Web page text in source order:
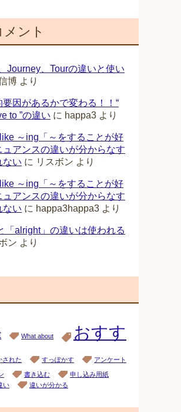
ント
Journey、Tourの違いと使い
博 より
因があるかで変わる！！“
to ”の違い に happa3 より
like ～ing「～をすることが好
ュアンスの違いが分からなす
ない に リスボン より
like ～ing「～をすることが好
ュアンスの違いが分からなす
ない に happa3happa3 より
「alright」の違いは使われる
ン より
What about
おすす
された すっぽかす アンケート
書き込む
申し込み用紙
い 違いが分かる